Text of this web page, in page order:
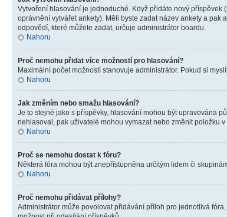
Vytvoření hlasování je jednoduché. Když přidáte nový
oprávnění vytvářet ankety). Měli byste zadat název ankety a
odpovědí, které můžete zadat, určuje administrátor boardu.
Nahoru
Proč nemohu přidat více možností pro hlasování?
Maximální počet možností stanovuje administrátor. Pokud si
Nahoru
Jak změním nebo smažu hlasování?
Je to stejné jako s příspěvky, hlasování mohou být upravována
nehlasoval, pak uživatelé mohou vymazat nebo změnit položku
Nahoru
Proč se nemohu dostat k fóru?
Některá fóra mohou být znepřístupněna určitým lidem či
Nahoru
Proč nemohu přidávat přílohy?
Administrátor může povolovat přidávání příloh pro jednotlivá